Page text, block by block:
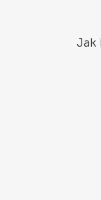
Jak